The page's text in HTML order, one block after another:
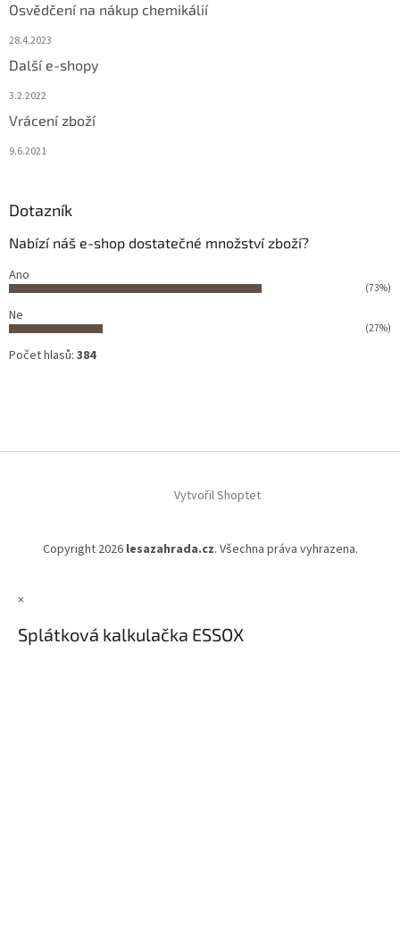
Osvědčení na nákup chemikálií
28.4.2023
Další e-shopy
3.2.2022
Vrácení zboží
9.6.2021
Dotazník
Nabízí náš e-shop dostatečné množství zboží?
Ano
(73%)
Ne
(27%)
Počet hlasů: 384
Vytvořil Shoptet
Copyright 2026 lesazahrada.cz. Všechna práva vyhrazena.
×
Splátková kalkulačka ESSOX